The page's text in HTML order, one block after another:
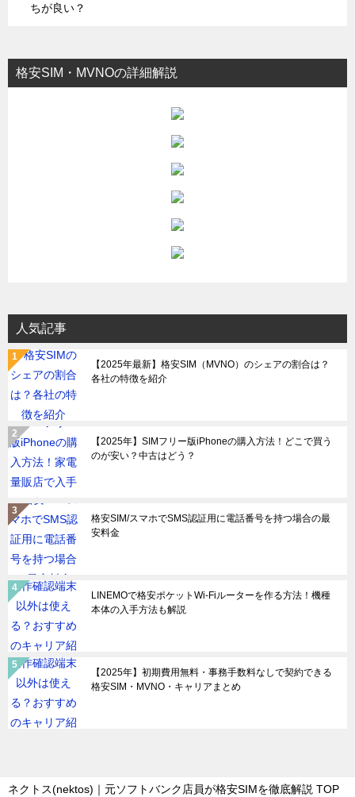
ちが良い？
格安SIM・MVNOの詳細解説
人気記事
【2025年最新】格安SIM（MVNO）のシェアの割合は？
各社の特徴を紹介
【2025年】SIMフリー版iPhoneの購入方法！どこで買う
のが安い？中古はどう？
格安SIM/スマホでSMS認証用に電話番号を持つ場合の最
安料金
LINEMOで格安ポケットWi-Fiルーターを作る方法！機種
本体の入手方法も解説
【2025年】初期費用無料・事務手数料なしで契約できる
格安SIM・MVNO・キャリアまとめ
ネクトス(nektos)｜元ソフトバンク店員が格安SIMを徹底解説 TOP